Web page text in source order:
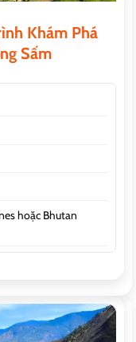
Khám Phá
Sấm
hoặc Bhutan